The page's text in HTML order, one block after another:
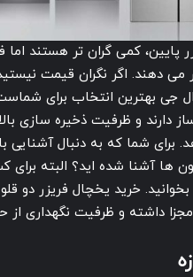
پایین، کمی گران تر هستند اما
می دهند. اگر نگران قیمت
جی بهترین انتخاب برای
دارند و ظرفیت ذخیره سازی
برای شما که به دنبال آشنایی
ها آشنا شده اید؟ البته برای
بخوانید. خرید یخچال فریزر
داشته و ظرفیت نگهداری از